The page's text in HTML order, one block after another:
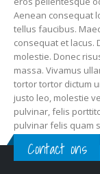
Aenean consequat
tellus faucibus.
consequat et lacus.
molestie. Donec
massa. Vivamus
tortor tortor dictum
justo leo, molestie
pulvinar, felis
pulvinar felis quam
Contact ons